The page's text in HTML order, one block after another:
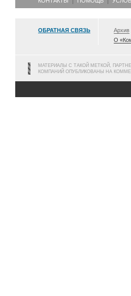
ОБРАТНАЯ СВЯЗЬ Архив
О
МАТЕРИАЛЫ С ТАКОЙ МЕТКОЙ,
КОМПАНИЙ ОПУБЛИКОВАНЫ НА